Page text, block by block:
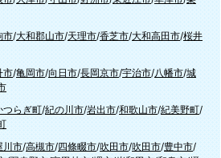
市/大和郡山市/天理市/香芝市/大和高田市/桜井
市/亀岡市/向日市/長岡京市/宇治市/八幡市/城
つらぎ町/紀の川市/岩出市/和歌山市/紀美野町/
川市/高槻市/四條畷市/吹田市/吹田市/豊中市/